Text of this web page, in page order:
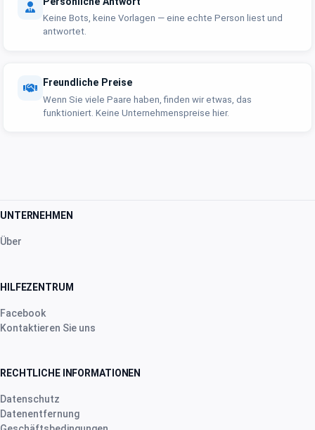
Keine Bots, keine Vorlagen — eine echte Person liest und
antwortet.
Freundliche Preise
Wenn Sie viele Paare haben, finden wir etwas, das
funktioniert. Keine Unternehmenspreise hier.
UNTERNEHMEN
Über
HILFEZENTRUM
Facebook
Kontaktieren Sie uns
RECHTLICHE INFORMATIONEN
Datenschutz
Datenentfernung